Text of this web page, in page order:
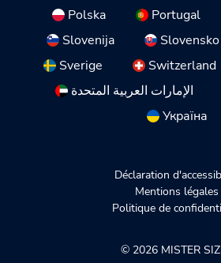
Polska
Portugal
Slovenija
Slovensko
Sverige
Switzerland
الإمارات العربية المتحدة
Україна
Déclaration
Mentions légales
Politique de
© 2026 MISTER